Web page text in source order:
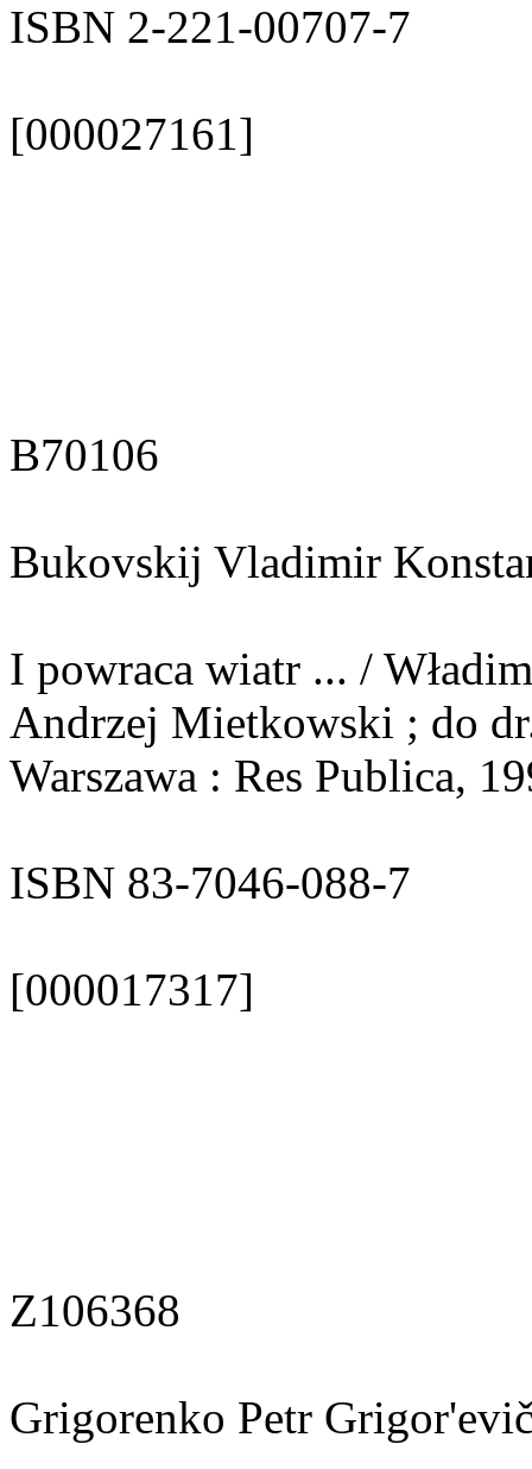
ISBN 2-221-00707-7
[000027161]
B70106
Bukovskij Vladimir
I powraca wiatr ... /
Andrzej Mietkowski ; do
Warszawa : Res Publica,
ISBN 83-7046-088-7
[000017317]
Z106368
Grigorenko Petr